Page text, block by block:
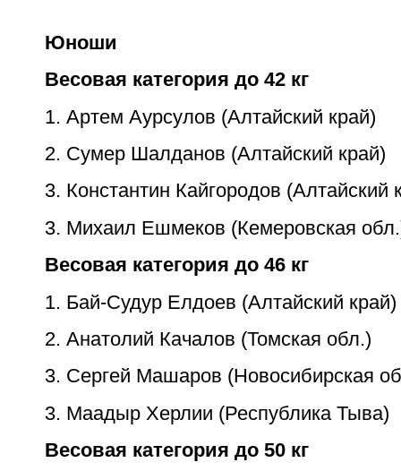
Юноши
Весовая категория до 42 кг
1. Артем Аурсулов (Алтайский край)
2. Сумер Шалданов (Алтайский край)
3. Константин Кайгородов (Алтайский
3. Михаил Ешмеков (Кемеровская
Весовая категория до 46 кг
1. Бай-Судур Елдоев (Алтайский край)
2. Анатолий Качалов (Томская обл.)
3. Сергей Машаров (Новосибирская
3. Маадыр Херлии (Республика Тыва)
Весовая категория до 50 кг